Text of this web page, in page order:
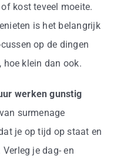
kost teveel moeite.
is het belangrijk
op de dingen
klein dan ook.
werken gunstig
surmenage
je op tijd op staat en
je dag- en